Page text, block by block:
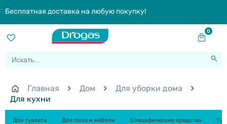
Бесплатная доставка на любую покупку!
0
Главная Дом
Для уборки дома
Для кухни
Для туалета Для пола и мебели Специфические средства